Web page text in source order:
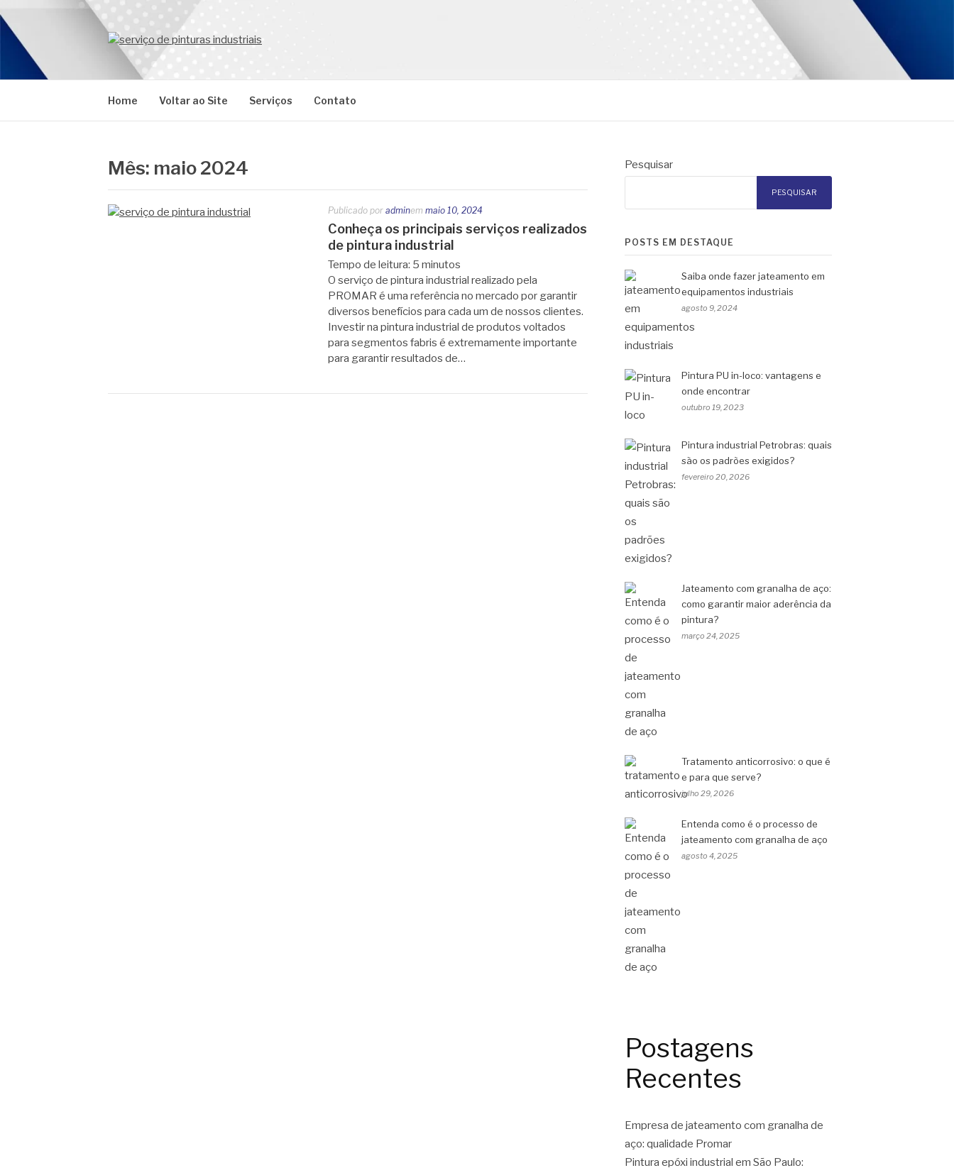
para
conteúdo
PROMAR
Blog
Home Voltar ao Site Serviços Contato
Mês: maio 2024
Publicado por adminem maio 10, 2024
Conheça os principais serviços realizados
de pintura industrial
Tempo de leitura: 5 minutos
O serviço de pintura industrial realizado pela
PROMAR é uma referência no mercado por garantir
diversos benefícios para cada um de nossos clientes.
Investir na pintura industrial de produtos voltados
para segmentos fabris é extremamente importante
para garantir resultados de…
Pesquisar
PESQUISAR
POSTS EM DESTAQUE
Saiba onde fazer jateamento em
equipamentos industriais
agosto 9, 2024
Pintura PU in-loco: vantagens e
onde encontrar
outubro 19, 2023
Pintura industrial Petrobras: quais
são os padrões exigidos?
fevereiro 20, 2026
Jateamento com granalha de aço:
como garantir maior aderência da
pintura?
março 24, 2025
Tratamento anticorrosivo: o que é
e para que serve?
julho 29, 2026
Entenda como é o processo de
jateamento com granalha de aço
agosto 4, 2025
Postagens
Recentes
Empresa de jateamento com granalha de
aço: qualidade Promar
Pintura epóxi industrial em São Paulo: